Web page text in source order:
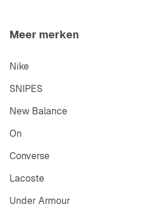
Meer merken
Nike
SNIPES
New Balance
On
Converse
Lacoste
Under Armour